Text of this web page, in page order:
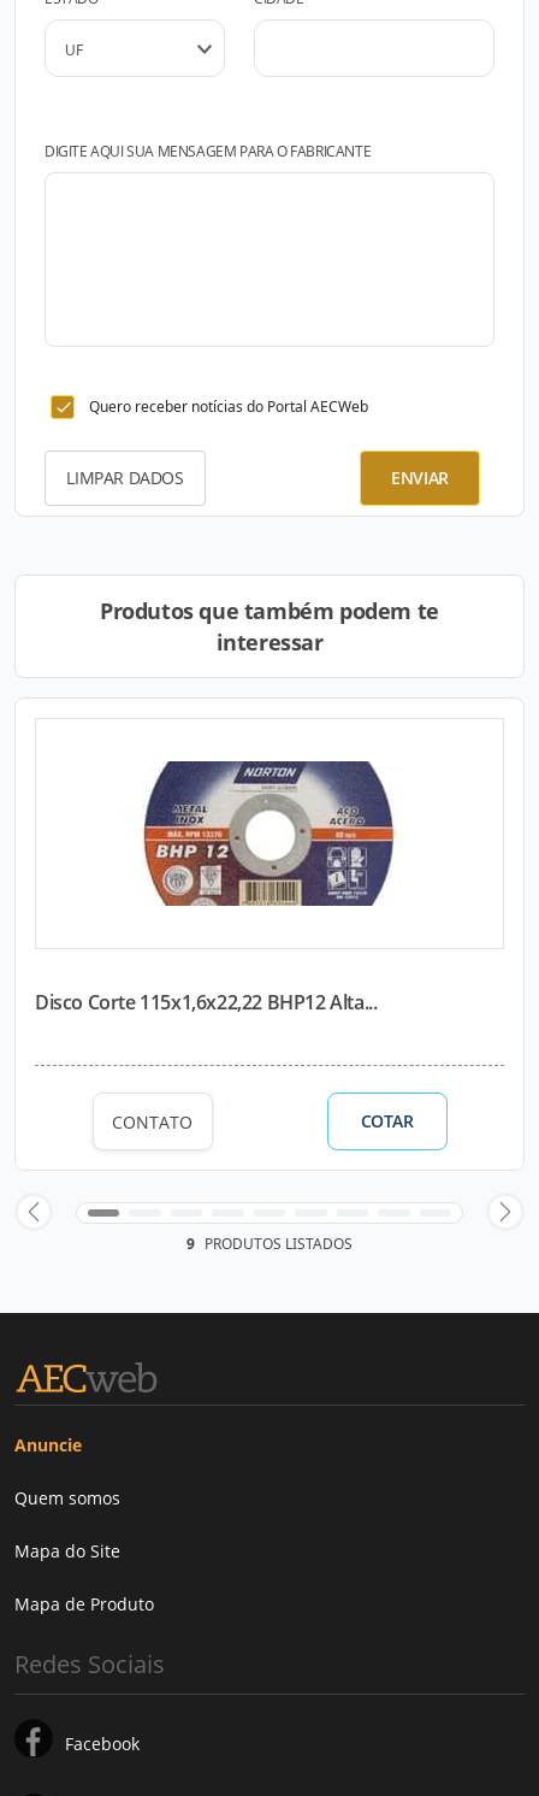
DIGITE AQUI SUA MENSAGEM PARA O FABRICANTE
Quero receber notícias do Portal AECWeb
LIMPAR DADOS ENVIAR
Produtos que também podem te
interessar
Disco Corte 115x1,6x22,22 BHP12 Alta...
CONTATO COTAR
9 PRODUTOS LISTADOS
Anuncie
Quem somos
Mapa do Site
Mapa de Produto
Redes Sociais
Facebook